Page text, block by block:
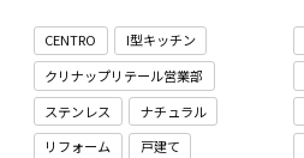
CENTRO
I型キッチン
クリナップリテール営業部
ステンレス
ナチュラル
リフォーム
戸建て